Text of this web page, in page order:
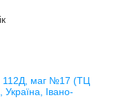
112Д, маг №17 (ТЦ
Івано-